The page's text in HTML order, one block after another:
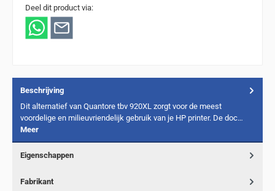
Deel dit product via:
Beschrijving
Dit alternatief van Quantore tbv 920XL zorgt voor de meest
voordelige en milieuvriendelijk gebruik van je HP printer. De doc…
Meer
Eigenschappen
Fabrikant